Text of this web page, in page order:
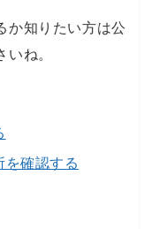
か知りたい方は公
ね。
を確認する